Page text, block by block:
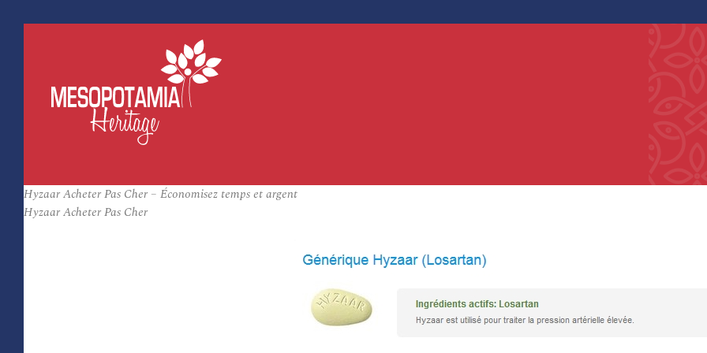
Hyzaar Acheter Pas Cher – Économisez temps et argent
Hyzaar Acheter Pas Cher